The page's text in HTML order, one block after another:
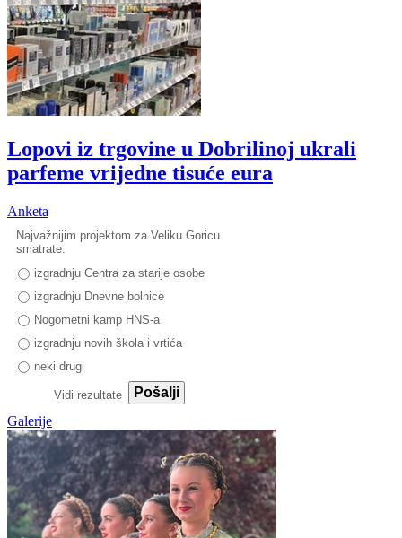
Lopovi iz trgovine u Dobrilinoj ukrali
parfeme vrijedne tisuće eura
Anketa
Najvažnijim projektom za Veliku Goricu
smatrate:
izgradnju Centra za starije osobe
izgradnju Dnevne bolnice
Nogometni kamp HNS-a
izgradnju novih škola i vrtića
neki drugi
Vidi rezultate
Pošalji
Galerije